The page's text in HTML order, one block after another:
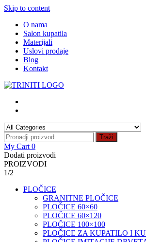
Skip to content
O nama
Salon kupatila
Materijali
Uslovi prodaje
Blog
Kontakt
Traži
My Cart 0
Dodati proizvodi
PROIZVODI
1/2
PLOČICE
GRANITNE PLOČICE
PLOČICE 60×60
PLOČICE 60×120
PLOČICE 100×100
PLOČICE ZA KUPATILO I